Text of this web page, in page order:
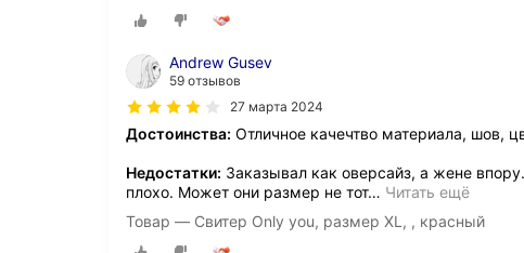
Andrew Gusev
59 отзывов
27 марта 2024
Достоинства: Отличное качечтво материала, шов,
Недостатки: Заказывал как оверсайз, а жене
плохо. Может они размер не тот… Читать ещё
Товар — Свитер Only you, размер XL, , красный